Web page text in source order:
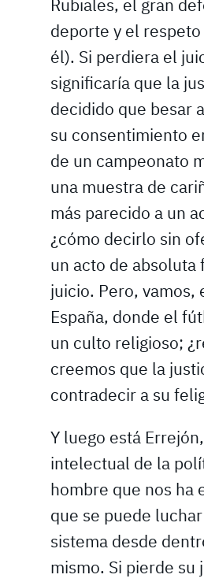
Rubiales, el gran
deporte y el
él). Si perdiera el
significaría que la
decidido que besar
su consentimiento
de un campeonato
una muestra de
más parecido a un
¿cómo decirlo sin
un acto de absoluta
juicio. Pero, vamos,
España, donde el
un culto religioso;
creemos que la
contradecir a su
Y luego está
intelectual de la
hombre que nos ha
que se puede
sistema desde
mismo. Si pierde su